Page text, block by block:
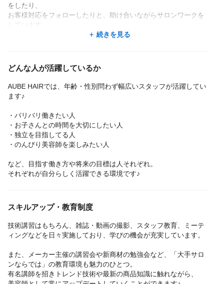
「推しのライブに行きたい！」「連休を取って旅行したい！」な
ど、
それぞれが自分らしくお休みを楽しんでいます♪
勤務時間やメニューにもよりますが、1日に5～15名ほど入客可能
「今のサロンではなかなか入客できない…」という方にも、多く
のお客様を担当できる環境です。
「とにかくたくさん入客して稼ぎたい！」というスタッフは、オ
ープンからラストまで勤務することも☆
をしたり、
お客様対応をフォローしたりと、助け合いながらサロンワークを
しています。
続きを見る
どんな人が活躍しているか
AUBE HAIRでは、年齢・性別問わず幅広いスタッフが活躍してい
ます♪
・バリバリ働きたい人
・お子さんとの時間を大切にしたい人
・独立を目指してる人
・のんびり美容師を楽しみたい人
など、目指す働き方や将来の目標は人それぞれ。
それぞれが自分らしく活躍できる環境です♪
スキルアップ・教育制度
技術講習はもちろん、雑誌・動画の撮影、スタッフ教育、ミーテ
ィングなどを日々実施しており、学びの機会が充実しています。
また、メーカー主催の講習会や新商材の勉強会など、「大手サロ
ンならでは」の教育環境も魅力のひとつ。
有名講師を招きトレンド技術や最新の商品知識に触れながら、